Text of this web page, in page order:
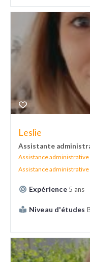
Leslie
Assistante
Assistance administrative
Assistance
Expérience 5 ans
Niveau d'études